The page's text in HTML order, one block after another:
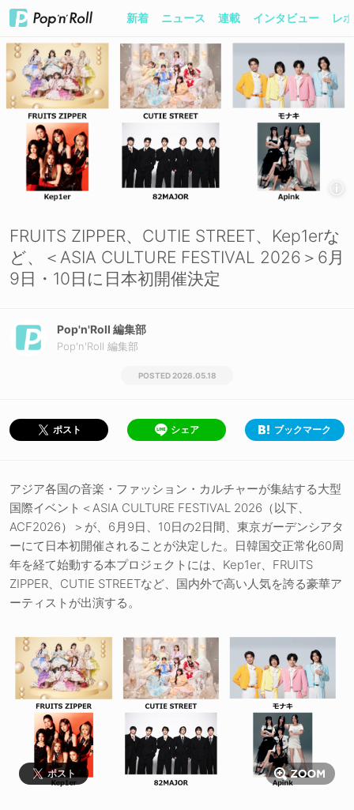
新着 ニュース 連載 インタビュー レ
FRUITS ZIPPER、CUTIE STREET、Kep1erな
ど、＜ASIA CULTURE FESTIVAL 2026＞6月
9日・10日に日本初開催決定
Pop'n'Roll 編集部
Pop'n'Roll 編集部
2026.05.18
ポスト シェア ブックマーク
アジア各国の音楽・ファッション・カルチャーが集結する大型
国際イベント＜ASIA CULTURE FESTIVAL 2026（以下、
ACF2026）＞が、6月9日、10日の2日間、東京ガーデンシアタ
ーにて日本初開催されることが決定した。日韓国交正常化60周
年を経て始動する本プロジェクトには、Kep1er、FRUITS
ZIPPER、CUTIE STREETなど、国内外で高い人気を誇る豪華ア
ーティストが出演する。
ポスト